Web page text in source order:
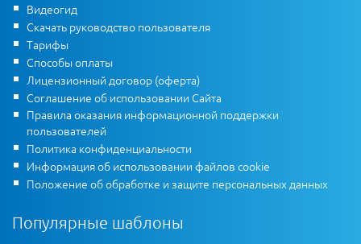
Видеогид
Скачать руководство пользователя
Тарифы
Способы оплаты
Лицензионный договор (оферта)
Соглашение об использовании Сайта
Правила оказания информационной поддержки
пользователей
Политика конфиденциальности
Информация об использовании файлов cookie
Положение об обработке и защите персональных данных
Популярные шаблоны